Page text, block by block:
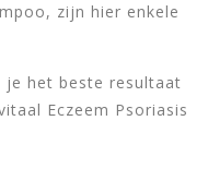
zijn hier enkele
je het beste resultaat
Eczeem Psoriasis